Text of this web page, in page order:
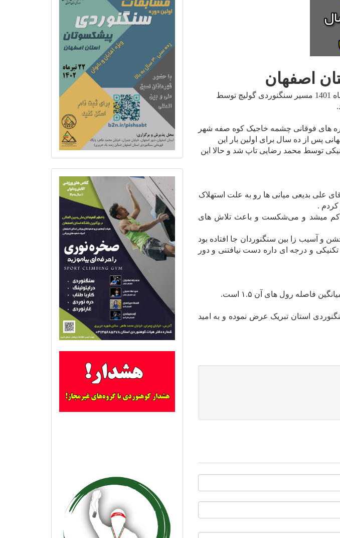
اصفهان
به گزارش بخش روابط عمومی کمیته صعود های ورزشی استان اصفهان در تاریخ 4 دی ماه 1401 مسیر سنگنوردی گولیچ توسط
محل دیواره های فوقانی چشمه خاجیک کوه صفه شهر
سنگنورد اصفهانی پس از ده سال برای اولین بار این
این مسیر زیبا و تکنیکی توسط محمد رضایی تاپ شد و حالا این
علی بدیعی میانی ها رو به علت استهلاک
کردم .
کم میشد و می‌شکست و باعث تلاش های
و آسیب زا بین سنگنوردان جا افتاده بود
و درجه ای داره دست نیافتنی و دور
رول های آن ۱.۵ است.
استان تبریک عرض نموده و به امید